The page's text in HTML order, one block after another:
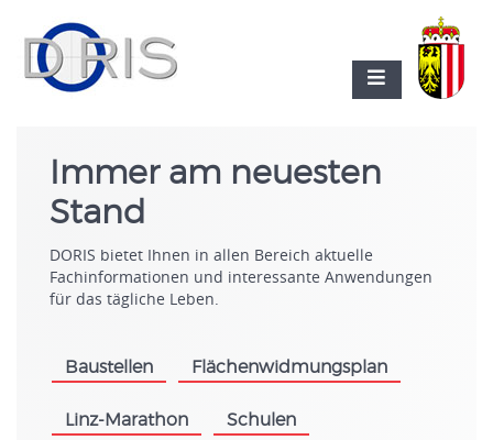
Immer am neuesten
Stand
DORIS bietet Ihnen in allen Bereich aktuelle
Fachinformationen und interessante Anwendungen
für das tägliche Leben.
Baustellen Flächenwidmungsplan
Linz-Marathon Schulen